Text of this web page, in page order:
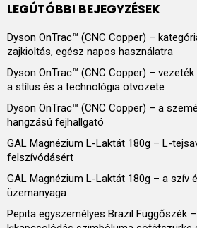
LEGÚTÓBBI BEJEGYZÉSEK
Dyson OnTrac™ (CNC Copper) –
zajkioltás, egész napos használatra
Dyson OnTrac™ (CNC Copper) –
a stílus és a technológia ötvözete
Dyson OnTrac™ (CNC Copper) – a
hangzású fejhallgató
GAL Magnézium L-Laktát 180g – L-
felszívódásért
GAL Magnézium L-Laktát 180g – a szív
üzemanyaga
Pepita egyszemélyes Brazil Függőszék